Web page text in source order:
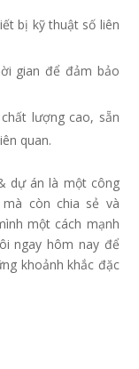
bị kỹ thuật số liên
gian để đảm bảo
lượng cao, sẵn
quan.
dự án là một công
còn chia sẻ và
một cách mạnh
ngay hôm nay để
khoảnh khắc đặc